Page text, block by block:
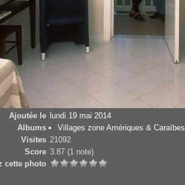
Ajoutée le
lundi 19 mai 2014
Albums
Villages zone Amériques & Caraïbes
Visites 21092
Score 3.87 (1 note)
cette photo